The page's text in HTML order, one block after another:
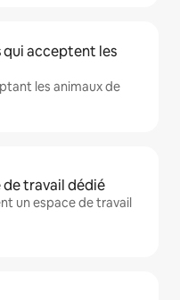
qui acceptent les
les animaux de
de travail dédié
un espace de travail